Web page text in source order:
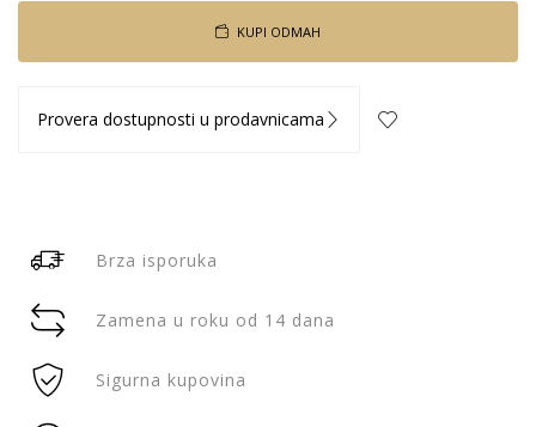
KUPI ODMAH
Provera dostupnosti u prodavnicama
Brza isporuka
Zamena u roku od 14 dana
Sigurna kupovina